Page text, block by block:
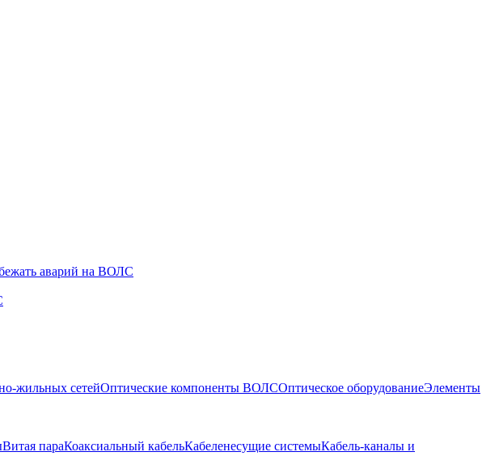
аварий на ВОЛС
жильных сетейОптические компоненты ВОЛСОптическое оборудованиеЭлементы
Витая параКоаксиальный кабельКабеленесущие системыКабель-каналы и